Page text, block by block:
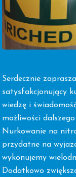
Serdecznie
satysfakcjonujący
wiedzę i
możliwości
Nurkowanie na
przydatne na
wykonujemy
Dodatkowo